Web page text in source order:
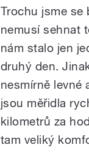
Trochu jsme se
nemusí sehnat
nám stalo jen
druhý den.
nesmírně levné
jsou měřidla
kilometrů za
tam veliký